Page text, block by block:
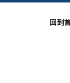
回到